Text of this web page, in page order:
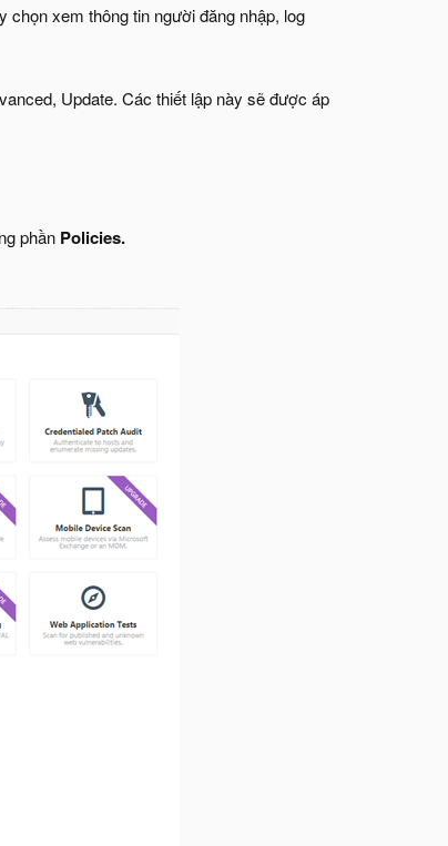
chọn xem thông tin người đăng nhập, log
Update. Các thiết lập này sẽ được áp
phần Policies.